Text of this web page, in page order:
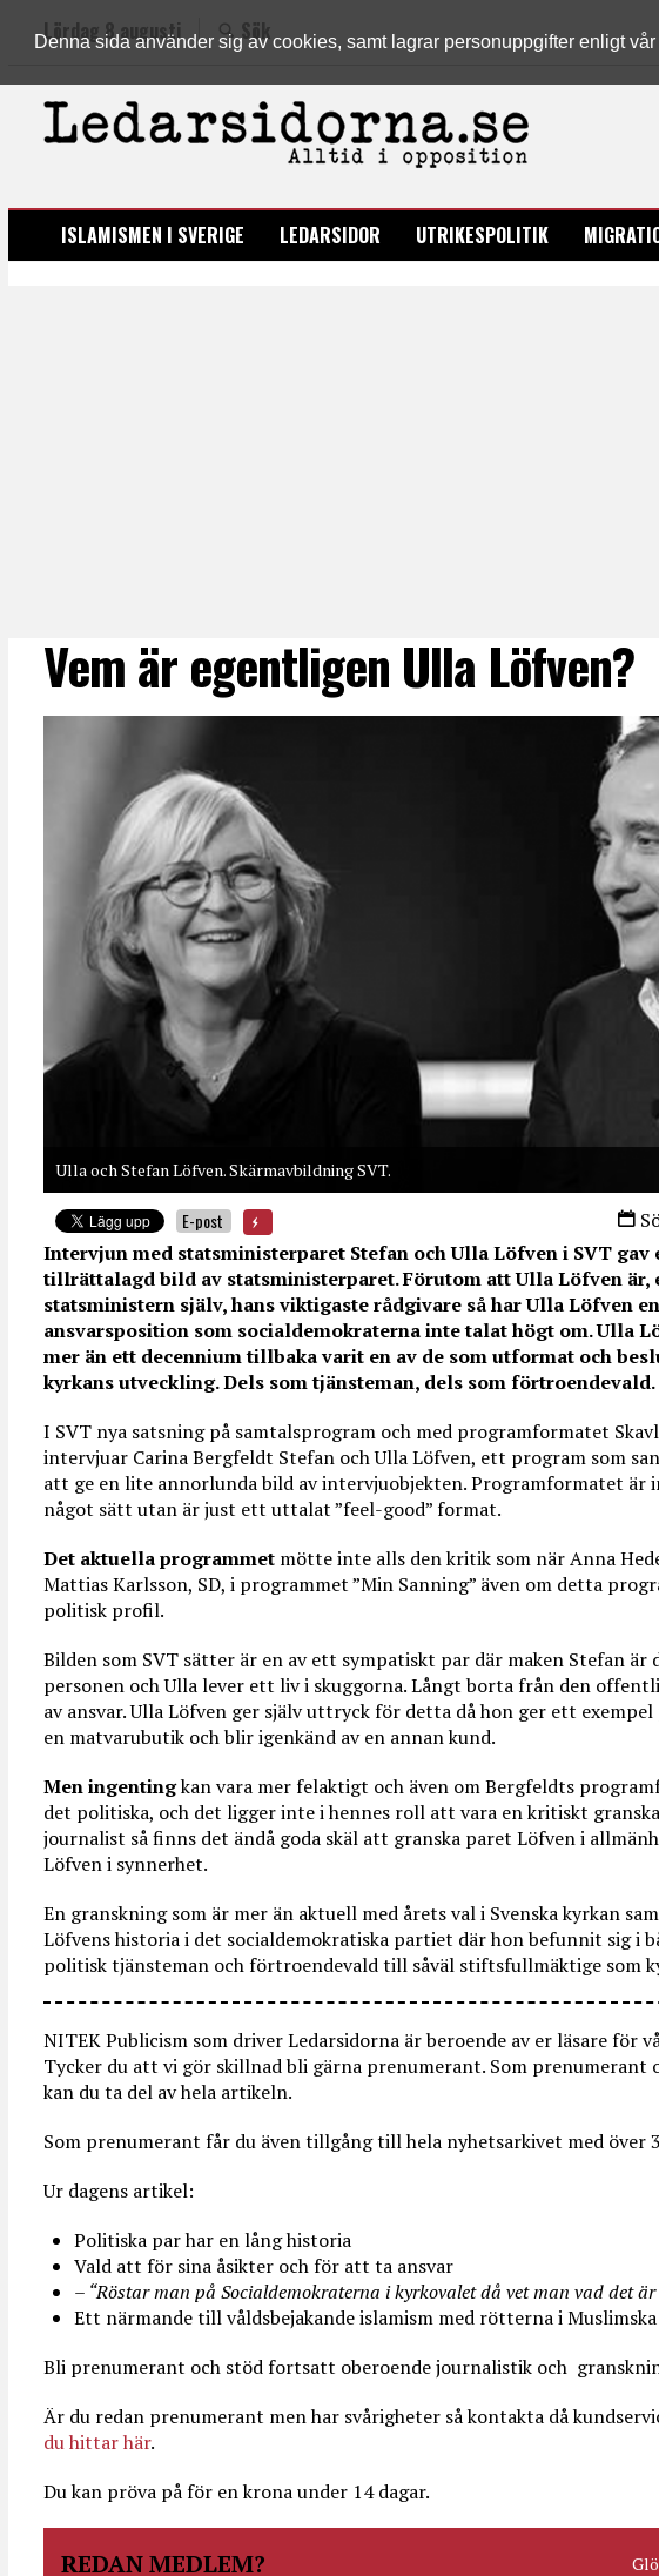
Denna sida använder sig av cookies, samt lagrar personuppgifter enligt
Lördag 8 augusti Sök
LEDARSIDORNA.SE
ISLAMISMEN I SVERIGE LEDARSIDOR UTRIKESPOLITIK
Vem är egentligen Ulla Löfven?
Ulla och Stefan Löfven. Skärmavbildning SVT.
E-post
Intervjun med statsministerparet Stefan och Ulla Löfven i SVT gav
tillrättalagd bild av statsministerparet. Förutom att Ulla Löfven är,
statsministern själv, hans viktigaste rådgivare så har Ulla Löfven
ansvarsposition som socialdemokraterna inte talat högt om. Ulla
mer än ett decennium tillbaka varit en av de som utformat och
kyrkans utveckling. Dels som tjänsteman, dels som förtroendevald.
I SVT nya satsning på samtalsprogram och med programformatet
intervjuar Carina Bergfeldt Stefan och Ulla Löfven, ett program som
att ge en lite annorlunda bild av intervjuobjekten. Programformatet är
något sätt utan är just ett uttalat ”feel-good” format.
Det aktuella programmet mötte inte alls den kritik som när Anna
Mattias Karlsson, SD, i programmet ”Min Sanning” även om detta
politisk profil.
Bilden som SVT sätter är en av ett sympatiskt par där maken Stefan är
personen och Ulla lever ett liv i skuggorna. Långt borta från den
av ansvar. Ulla Löfven ger själv uttryck för detta då hon ger ett
en matvarubutik och blir igenkänd av en annan kund.
Men ingentingkan vara mer felaktigt och även om Bergfeldts
det politiska, och det ligger inte i hennes roll att vara en kritiskt
journalist så finns det ändå goda skäl att granska paret Löfven i
Löfven i synnerhet.
En granskning som är mer än aktuell med årets val i Svenska kyrkan
Löfvens historia i det socialdemokratiska partiet där hon befunnit sig i
politisk tjänsteman och förtroendevald till såväl stiftsfullmäktige som
NITEK Publicism som driver Ledarsidorna är beroende av er läsare för
Tycker du att vi gör skillnad bli gärna prenumerant. Som prenumerant
kan du ta del av hela artikeln.
Som prenumerant får du även tillgång till hela nyhetsarkivet med över
Ur dagens artikel:
Politiska par har en lång historia
Vald att för sina åsikter och för att ta ansvar
– “Röstar man på Socialdemokraterna i kyrkovalet då vet man vad det
Ett närmande till våldsbejakande islamism med rötterna i
Bli prenumerant och stöd fortsatt oberoende journalistik och
Är du redan prenumerant men har svårigheter så kontakta då
du hittar här.
Du kan pröva på för en krona under 14 dagar.
REDAN MEDLEM?